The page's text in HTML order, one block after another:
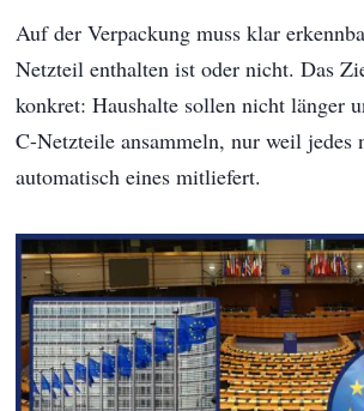
Auf der Verpackung muss klar
Netzteil enthalten ist oder nicht. Das
konkret: Haushalte sollen nicht länger
C-Netzteile ansammeln, nur weil jedes
automatisch eines mitliefert.